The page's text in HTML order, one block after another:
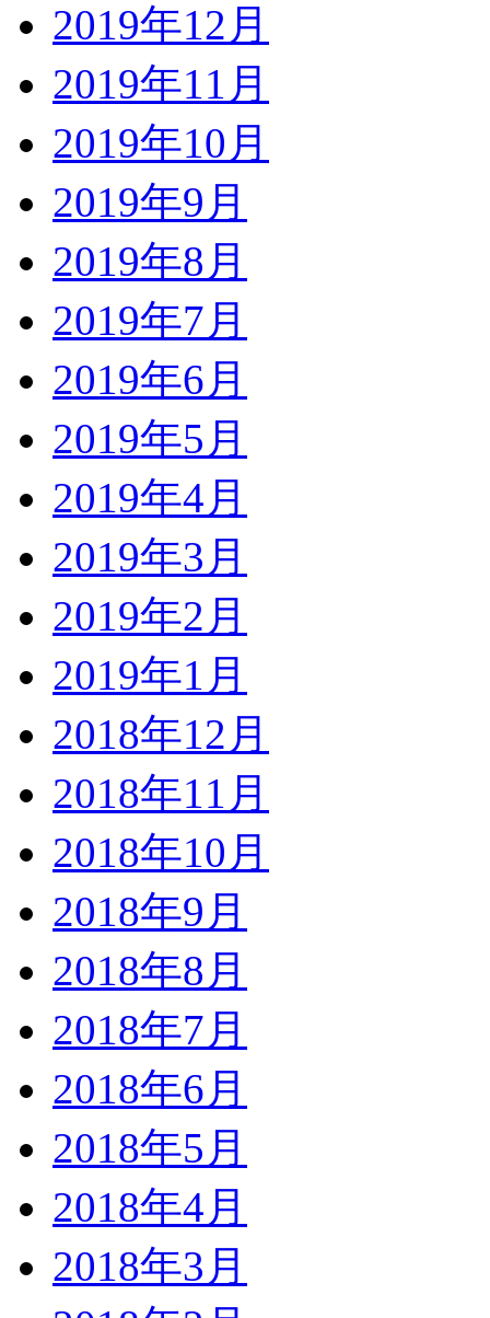
2019年12月
2019年11月
2019年10月
2019年9月
2019年8月
2019年7月
2019年6月
2019年5月
2019年4月
2019年3月
2019年2月
2019年1月
2018年12月
2018年11月
2018年10月
2018年9月
2018年8月
2018年7月
2018年6月
2018年5月
2018年4月
2018年3月